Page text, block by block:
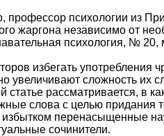
психологии из
жаргона независимо от
психология, № 20,
избегать
увеличивают сложность их
статье рассматривается, в
слова с целью придания
избытком перенасыщенные
сочинители.